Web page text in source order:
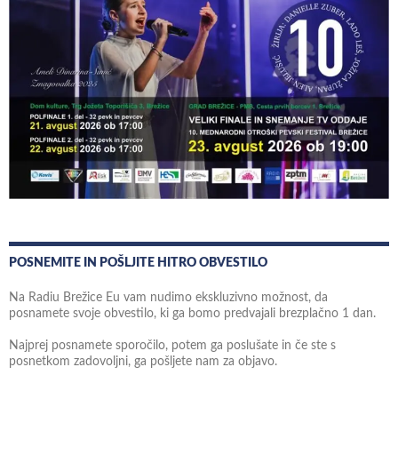
POSNEMITE IN POŠLJITE HITRO OBVESTILO
Na Radiu Brežice Eu vam nudimo ekskluzivno možnost, da
posnamete svoje obvestilo, ki ga bomo predvajali brezplačno 1 dan.
Najprej posnamete sporočilo, potem ga poslušate in če ste s
posnetkom zadovoljni, ga pošljete nam za objavo.